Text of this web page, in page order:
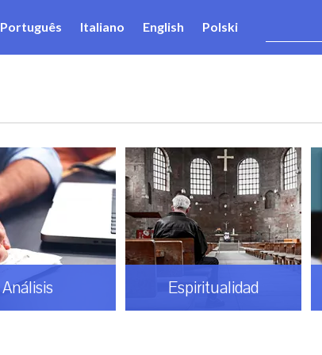
Português Italiano English Polski
Análisis Espiritualidad